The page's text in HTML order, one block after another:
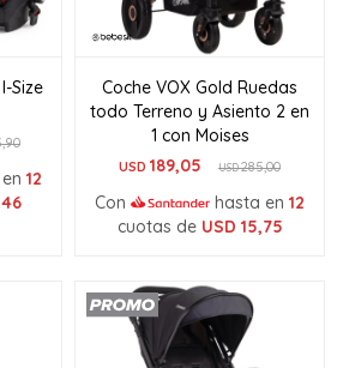
Size
12
Coche VOX Gold Ruedas
todo Terreno y Asiento 2 en
1 con Moises
USD 189,05 USD285,00
Con hasta en 12
cuotas de USD 15,75